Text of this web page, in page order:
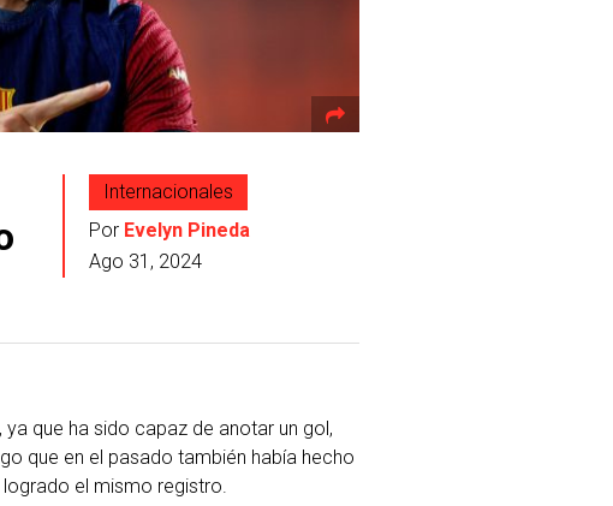
Internacionales
Por Evelyn Pineda
Ago 31, 2024
que ha sido capaz de anotar un gol,
que en el pasado también había hecho
logrado el mismo registro.